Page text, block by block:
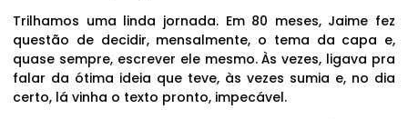
Trilhamos uma linda jornada. Em 80 meses, Jaime fez
questão de decidir, mensalmente, o tema da capa e,
quase sempre, escrever ele mesmo. Às vezes, ligava pra
falar da ótima ideia que teve, às vezes sumia e, no dia
certo, lá vinha o texto pronto, impecável.